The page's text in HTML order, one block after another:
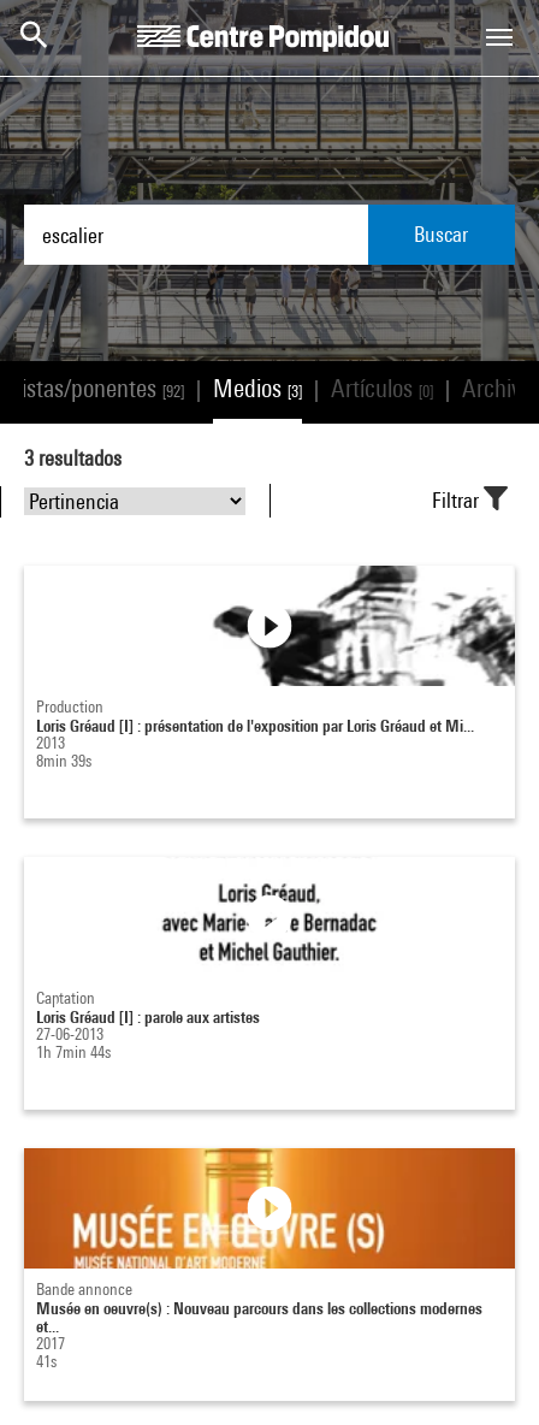
Skip to main content
Centre Pompidou
Buscar
ponentes [92] Medios [3] Artículos [0]
3 resultados
Filtrar
Production
Loris Gréaud [I] : présentation de l'exposition par Loris Gréaud et Mi...
2013
8min 39s
Captation
Loris Gréaud [I] : parole aux artistes
27-06-2013
1h 7min 44s
Bande annonce
Musée en oeuvre(s) : Nouveau parcours dans les collections modernes
et...
2017
41s